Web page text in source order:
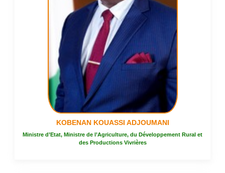
KOBENAN KOUASSI ADJOUMANI
Ministre d’Etat, Ministre de l’Agriculture, du Développement Rural et
des Productions Vivrières